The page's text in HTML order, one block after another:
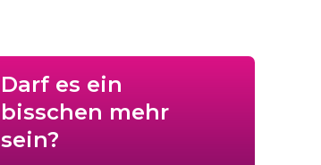
Darf es ein
bisschen mehr
sein?